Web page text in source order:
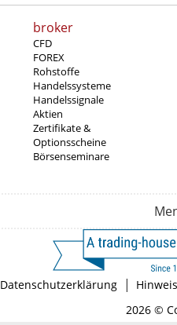
broker
CFD
FOREX
Rohstoffe
Handelssysteme
Handelssignale
Aktien
Zertifikate &
Optionsscheine
Börsenseminare
Datenschutzerklärung |
2026 ©